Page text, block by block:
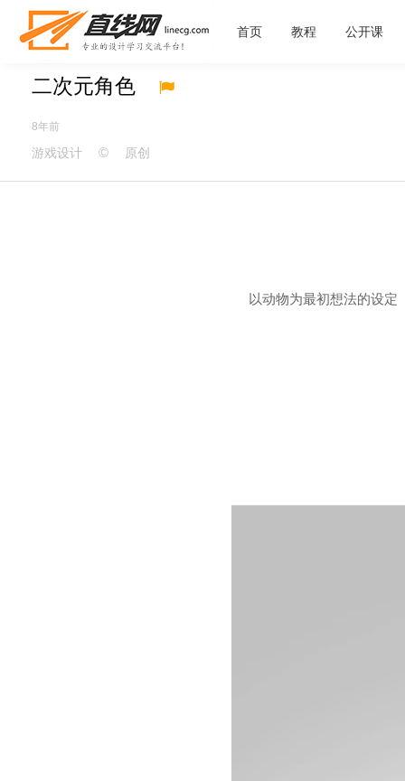
首页 教程 公开课
二次元角色
8年前
游戏设计 © 原创
以动物为最初想法的设定